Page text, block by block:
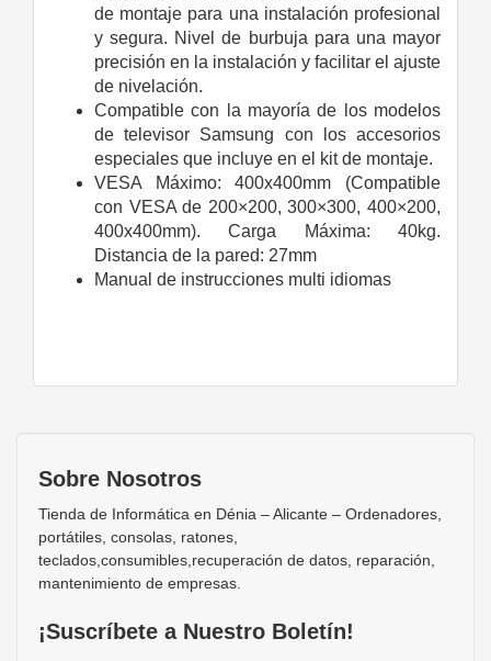
de montaje para una instalación profesional
y segura. Nivel de burbuja para una mayor
precisión en la instalación y facilitar el ajuste
de nivelación.
Compatible con la mayoría de los modelos
de televisor Samsung con los accesorios
especiales que incluye en el kit de montaje.
VESA Máximo: 400x400mm (Compatible
con VESA de 200×200, 300×300, 400×200,
400x400mm). Carga Máxima: 40kg.
Distancia de la pared: 27mm
Manual de instrucciones multi idiomas
Sobre Nosotros
Tienda de Informática en Dénia – Alicante – Ordenadores,
portátiles, consolas, ratones,
teclados,consumibles,recuperación de datos, reparación,
mantenimiento de empresas.
¡Suscríbete a Nuestro Boletín!